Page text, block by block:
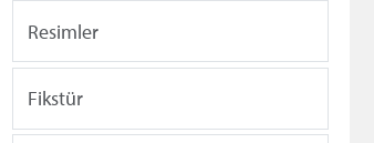
Resimler
Fikstür